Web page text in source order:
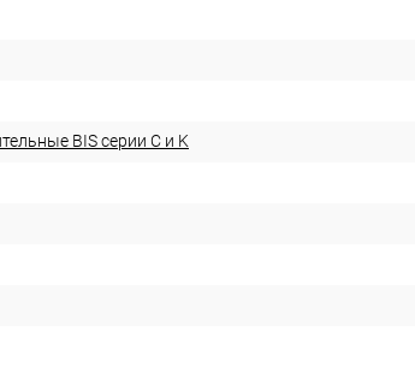
BIS серии С и K